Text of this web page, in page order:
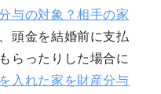
与の対象？相手の家
頭金を結婚前に支払
らったりした場合に
入れた家を財産分与